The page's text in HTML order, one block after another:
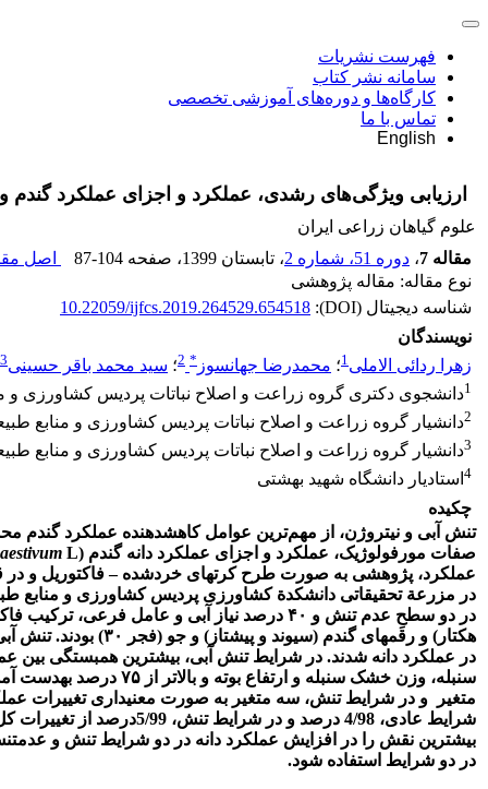
فهرست نشریات
سامانه نشر کتاب
کارگاه‌ها و دوره‌های آموزشی تخصصی
تماس با ما
English
ارزیابی ویژگی‌های رشدی، عملکرد و اجزای عملکرد
علوم گیاهان زراعی ایران
مقاله 7
، دوره 51، شماره 2 ، تابستان 1399 ، صفحه 87-104
اصل
نوع مقاله: مقاله پژوهشی
شناسه دیجیتال (DOI):
10.22059/ijfcs.2019.264529.654518
نویسندگان
زهرا ردائی الاملی1؛ محمدرضا جهانسوز *
2؛ سید محمد باقر حسینی3
1دانشجوی دکتری گروه زراعت و اصلاح نباتات پردیس کشاورزی و
2دانشیار گروه زراعت و اصلاح نباتات پردیس کشاورزی و منابع
3دانشیار گروه زراعت و اصلاح نباتات پردیس کشاورزی و منابع
4 استادیار دانشگاه شهید بهشتی
چکیده
تنش آبی و نیتروژن، از مهم‌ترین عوامل کاهش­دهنده عملکرد گندم
صفات مورفولوژیک، عملکرد و اجزای عملکرد دانه گندم (
aestivum L.
عملکرد، پژوهشی به صورت طرح کرت­های خردشده–
در مزرعة تحقیقاتی دانشکدة کشاورزی پردیس کشاورزی و منابع
در عملکرد دانه شدند. در شرایط تنش آبی، بیشترین همبستگی بین
سنبله، وزن خشک سنبله و
متغیر و در شرایط تنش، سه متغیر به صورت معنی­داری تغییرات
شرایط عادی، 4/98 درصد و در
بیشترین نقش را در افزایش عملکرد دانه در دو شرایط تنش و
در دو شرایط استفاده شود.